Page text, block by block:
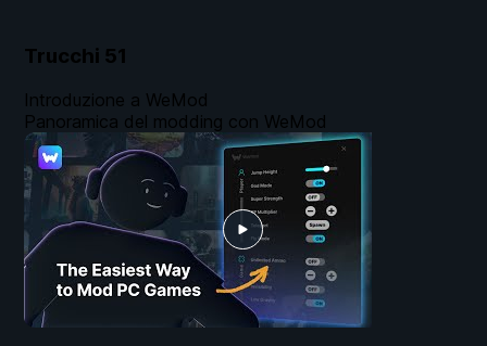
Trucchi 51
Introduzione a WeMod
Panoramica del modding con WeMod